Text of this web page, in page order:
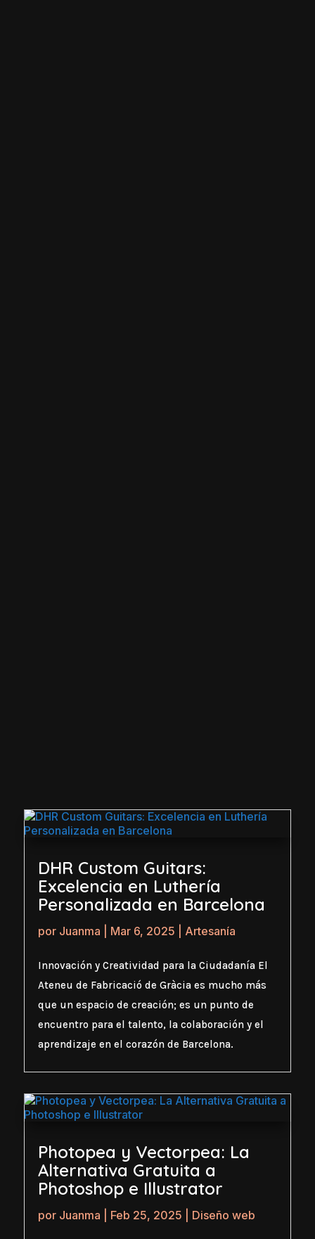
DHR Custom Guitars:
Excelencia en Luthería
Personalizada en Barcelona
por Juanma Mar 6, 2025 Artesanía
Innovación y Creatividad para la Ciudadanía El
Ateneu de Fabricació de Gràcia es mucho más
que un espacio de creación; es un punto de
encuentro para el talento, la colaboración y el
aprendizaje en el corazón de Barcelona.
Photopea y Vectorpea: La
Alternativa Gratuita a
Photoshop e Illustrator
por Juanma Feb 25, 2025 Diseño web